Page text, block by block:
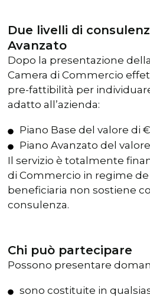
Due livelli di
Avanzato
Dopo la presentazione
Camera di Commercio
pre-fattibilità per
adatto all’azienda:
Piano Base del valore di
Piano Avanzato del
Il servizio è totalmente
di Commercio in regime de
beneficiaria non sostiene
consulenza.
Chi può partecipare
Possono presentare
sono costituite in